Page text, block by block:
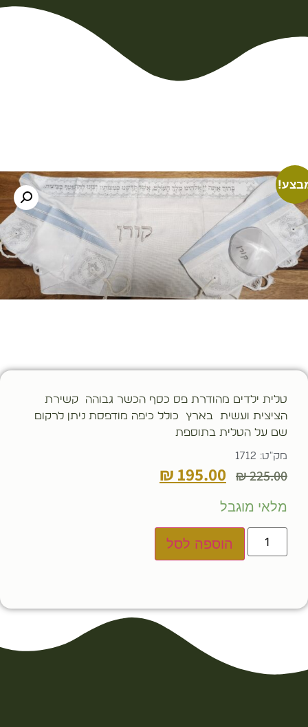
טלית ילדים מהודרת פס כסף הכשר גבוהה קשירת
הציצית ועשית בארץ כולל כיפה מודפסת ניתן לרקום
שם על הטלית בתוספת
מק"ט: 1712
₪225.00
₪ 195.00
מלאי מוגבל
הוספה לסל